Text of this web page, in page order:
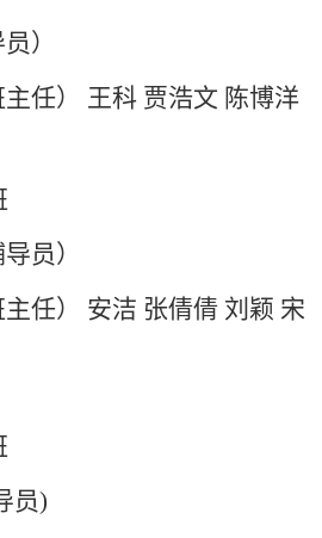
）
任） 王科 贾浩文 陈博洋
员）
任）
安洁 张倩倩 刘颖 宋
员)